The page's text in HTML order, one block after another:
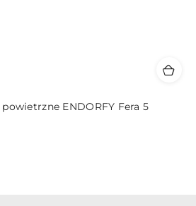
powietrzne ENDORFY Fera 5